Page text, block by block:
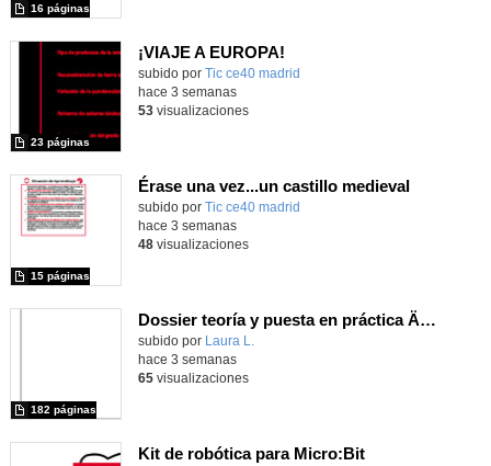
16 páginas
¡VIAJE A EUROPA!
subido por Tic ce40 madrid
23 páginas
hace 3 semanas
53visualizaciones
Érase una vez...un castillo medieval
subido por Tic ce40 madrid
15 páginas
hace 3 semanas
48visualizaciones
Dossier teoría y puesta en práctica Äprendizaje Basado en Juegos en Educación Infantil y Primaria
Contenido educativo.
subido por Laura L.
182 páginas
hace 3 semanas
65visualizaciones
Kit de robótica para Micro:Bit